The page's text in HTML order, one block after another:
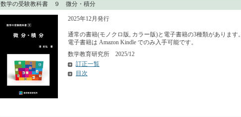
数学の受験教科書 ９ 微分・積分
2025年12月発行
通常の書籍(モノクロ版, カラー版)と電子書籍の3種類があります。
電子書籍は Amazon Kindle でのみ入手可能です。
数学教育研究所 2025/12
訂正一覧
目次